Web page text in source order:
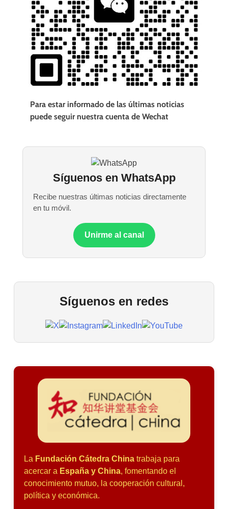
Para estar informado de las últimas noticias
puede seguir nuestra cuenta de Wechat
Síguenos en WhatsApp
Recibe nuestras últimas noticias directamente
en tu móvil.
Unirme al canal
Síguenos en redes
La Fundación Cátedra China trabaja para
acercar a España y China, fomentando el
conocimiento mutuo, la cooperación cultural,
política y económica.